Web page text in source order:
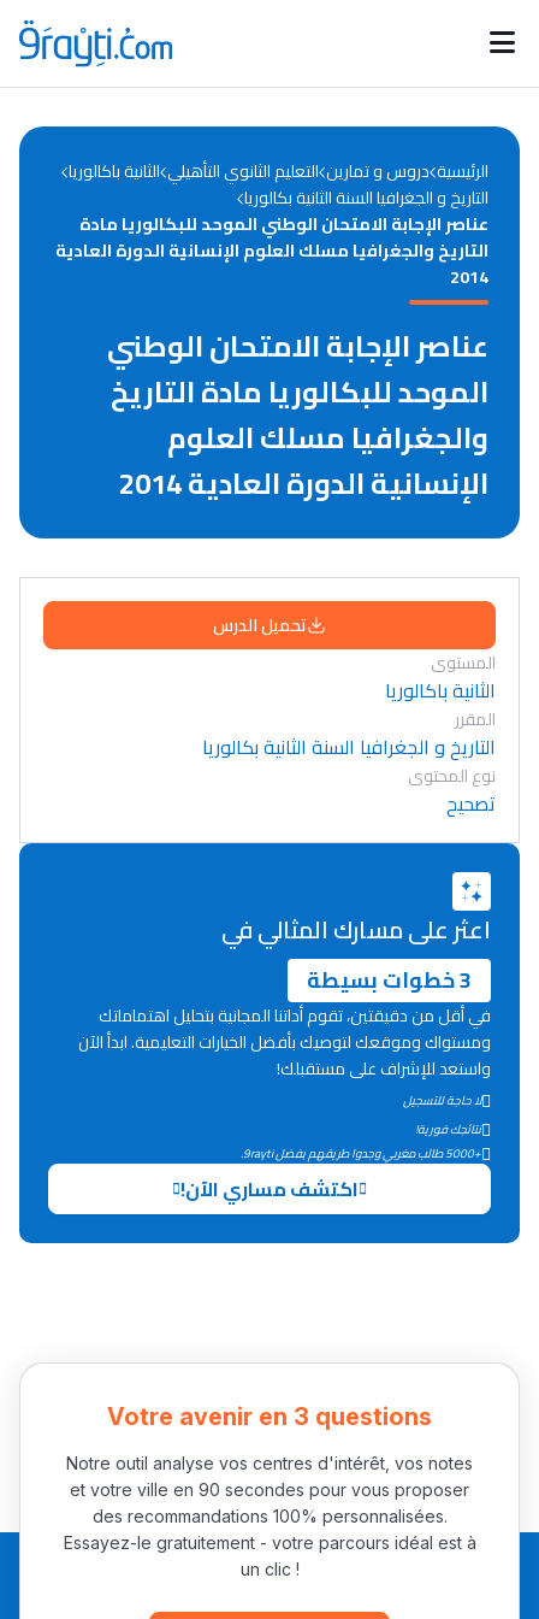
Catégories
d'actualités
Annonces bourses
Lycée Maroc
Collège au Maroc
التعليم الثانوي الإعدادي
Interviews/Vidéos
دليل المهن
الرئيسية دروس و تمارين التعليم الثانوي التأهيلي الثانية باكالوريا
التاريخ و الجغرافيا السنة الثانية بكالوريا
عناصر الإجابة الامتحان الوطني الموحد للبكالوريا مادة
التاريخ والجغرافيا مسلك العلوم الإنسانية الدورة العادية
2014
عناصر الإجابة الامتحان الوطني
الموحد للبكالوريا مادة التاريخ
والجغرافيا مسلك العلوم
الإنسانية الدورة العادية 2014
تحميل الدرس
المستوى
الثانية باكالوريا
المقرر
التاريخ و الجغرافيا السنة الثانية بكالوريا
نوع المحتوى
تصحيح
اعثر على مسارك المثالي في
3 خطوات بسيطة
في أقل من دقيقتين، تقوم أداتنا المجانية بتحليل اهتماماتك
ومستواك وموقعك لتوصيك بأفضل الخيارات التعليمية. ابدأ الآن
واستعد للإشراف على مستقبلك!
لا حاجة للتسجيل
نتائجك فورية!
+5000 طالب مغربي وجدوا طريقهم بفضل 9rayti.
اكتشف مساري الآن!
Votre avenir en 3 questions
Notre outil analyse vos centres d'intérêt, vos notes
et votre ville en 90 secondes pour vous proposer
des recommandations 100% personnalisées.
Essayez-le gratuitement - votre parcours idéal est à
un clic !